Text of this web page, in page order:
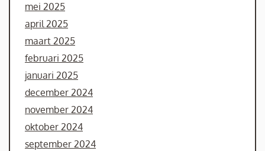
mei 2025
april 2025
maart 2025
februari 2025
januari 2025
december 2024
november 2024
oktober 2024
september 2024